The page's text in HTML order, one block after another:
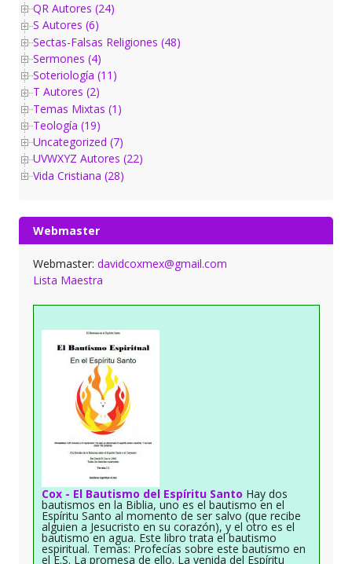
QR Autores (24)
S Autores (6)
Sectas-Falsas Religiones (48)
Sermones (4)
Soteriología (11)
T Autores (2)
Temas Mixtas (1)
Teología (19)
Uncategorized (7)
UVWXYZ Autores (22)
Vida Cristiana (28)
Webmaster
Webmaster: davidcoxmex@gmail.com
Lista Maestra
Cox - El Bautismo del Espíritu Santo Hay dos
bautismos en la Biblia, uno es el bautismo en el
Espíritu Santo al momento de ser salvo (que recibe
alguien a Jesucristo en su corazón), y el otro es el
bautismo en agua. Este libro trata el bautismo
espiritual. Temas: Profecías sobre este bautismo en
el E.S. La promesa de ello. La venida del Espíritu